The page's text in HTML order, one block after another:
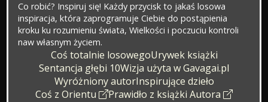
Co robić? Inspiruj się! Każdy przycisk to jakaś losowa
inspiracja, która zaprogramuje Ciebie do postąpienia
kroku ku rozumieniu świata, Wielkości i poczuciu kontroli
naw własnym życiem.
Coś totalnie losowegoUrywek książki
Sentancja głębi 10Wizja użyta w Gavagai.pl
Wyróżniony autorInspirujące dzieło
Coś z Orientu
Prawidło z książki Autora